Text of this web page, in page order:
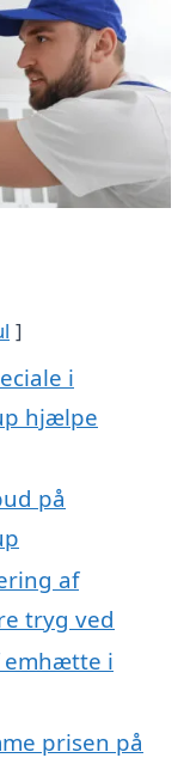
i
hjælpe
på
af
tryg ved
emhætte i
prisen på